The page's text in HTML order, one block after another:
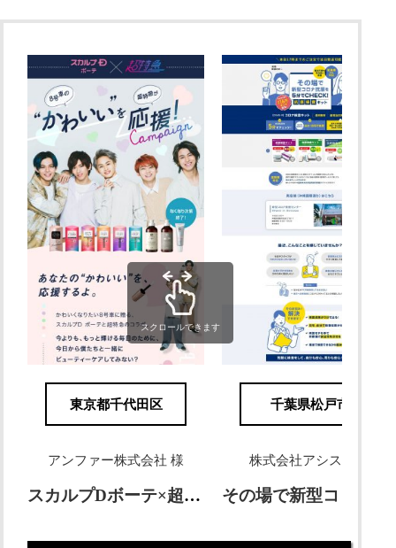
東京都千代田区
アンファー株式会社 様
スカルプDボーテ×超特急コラボキャンペーン
千葉県松戸市
株式会社アシスト 様
スクロールできます